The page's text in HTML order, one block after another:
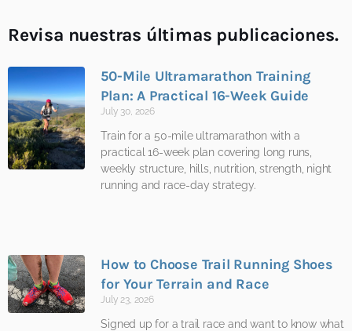
Revisa nuestras últimas publicaciones.
50-Mile Ultramarathon Training
Plan: A Practical 16-Week Guide
July 30, 2026
Train for a 50-mile ultramarathon with a
practical 16-week plan covering long runs,
weekly structure, hills, nutrition, strength, night
running and race-day strategy.
How to Choose Trail Running Shoes
for Your Terrain and Race
July 23, 2026
Signed up for a trail race and want to know what